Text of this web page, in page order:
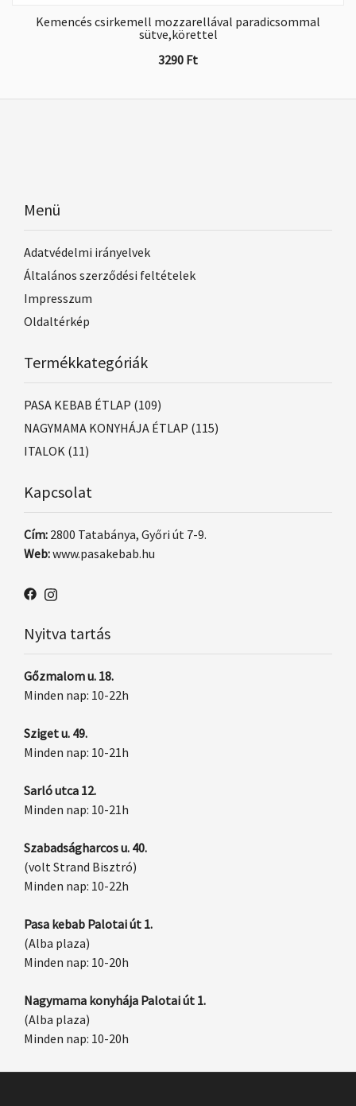
Kemencés csirkemell mozzarellával paradicsommal
sütve,körettel
3290 Ft
Menü
Adatvédelmi irányelvek
Általános szerződési feltételek
Impresszum
Oldaltérkép
Termékkategóriák
PASA KEBAB ÉTLAP (109)
NAGYMAMA KONYHÁJA ÉTLAP (115)
ITALOK (11)
Kapcsolat
Cím: 2800 Tatabánya, Győri út 7-9.
Web:www.pasakebab.hu
Nyitva tartás
Gőzmalom u. 18.
Minden nap: 10-22h
Sziget u. 49.
Minden nap: 10-21h
Sarló utca 12.
Minden nap: 10-21h
Szabadságharcos u. 40.
(volt Strand Bisztró)
Minden nap: 10-22h
Pasa kebab Palotai út 1.
(Alba plaza)
Minden nap: 10-20h
Nagymama konyhája Palotai út 1.
(Alba plaza)
Minden nap: 10-20h